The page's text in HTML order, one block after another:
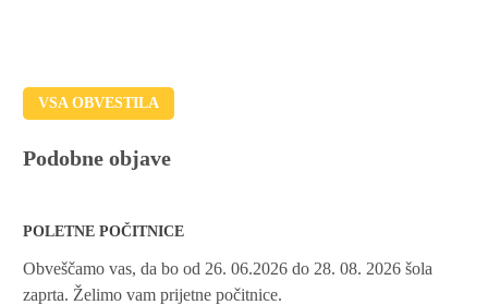
VSA OBVESTILA
Podobne objave
POLETNE POČITNICE
Obveščamo vas, da bo od 26. 06.2026 do 28. 08. 2026 šola
zaprta. Želimo vam prijetne počitnice.